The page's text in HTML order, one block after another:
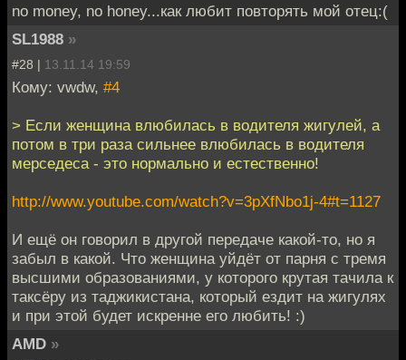
no money, no honey...как любит повторять мой отец:(
SL1988 »
#28 | 13.11.14 19:59
Кому: vwdw, #4
> Если женщина влюбилась в водителя жигулей, а
потом в три раза сильнее влюбилась в водителя
мерседеса - это нормально и естественно!
http://www.youtube.com/watch?v=3pXfNbo1j-4#t=1127
И ещё он говорил в другой передаче какой-то, но я
забыл в какой. Что женщина уйдёт от парня с тремя
высшими образованиями, у которого крутая тачила к
таксёру из таджикистана, который ездит на жигулях
и при этой будет искренне его любить! :)
AMD »